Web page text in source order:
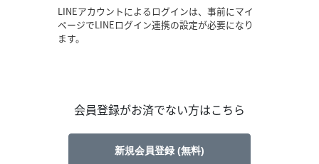
LINEアカウントによるログインは、事前にマイ
ページでLINEログイン連携の設定が必要になり
ます。
会員登録がお済でない方はこちら
新規会員登録 (無料)